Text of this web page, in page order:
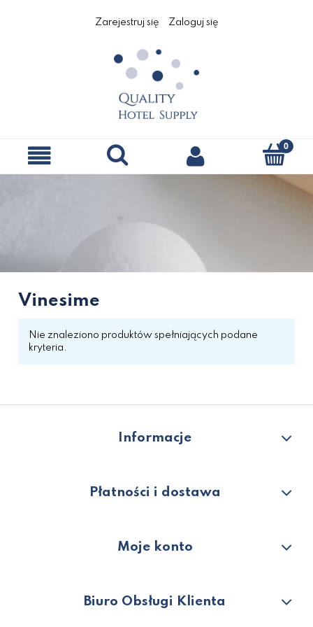
Zarejestruj się Zaloguj się
Vinesime
Nie znaleziono produktów spełniających podane
kryteria.
Informacje
Płatności i dostawa
Moje konto
Biuro Obsługi Klienta